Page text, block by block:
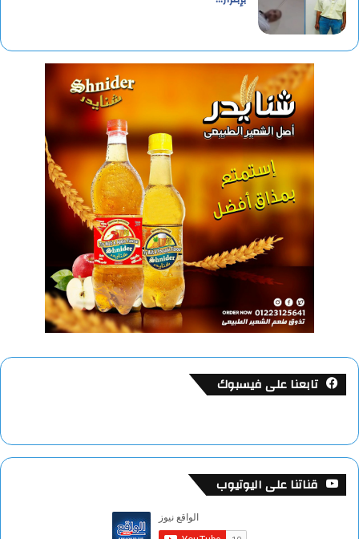
تابعنا على فيسبوك
قناتنا على اليوتيوب